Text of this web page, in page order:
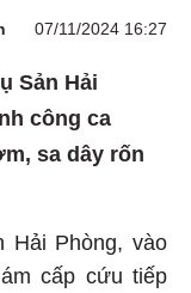
07/11/2024 16:27
Sản Hải
công ca
sa dây rốn
Hải Phòng, vào
cấp cứu tiếp